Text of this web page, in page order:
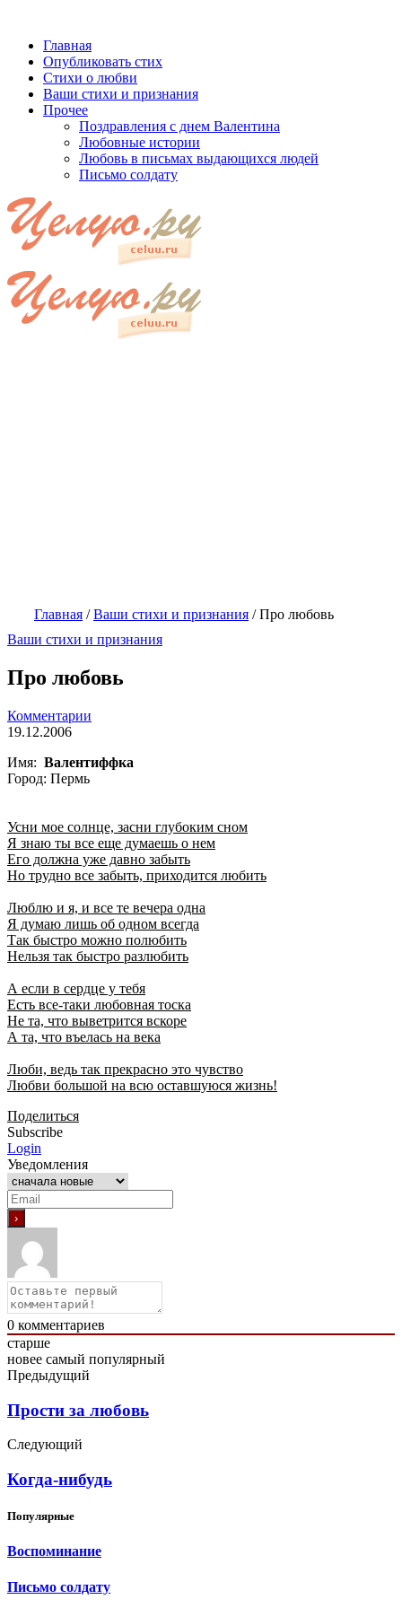
Главная
Опубликовать стих
Стихи о любви
Ваши стихи и признания
Прочее
Поздравления с днем Валентина
Любовные истории
Любовь в письмах выдающихся людей
Письмо солдату
Главная /Ваши стихи и признания /Про любовь
Ваши стихи и признания
Про любовь
Комментарии
19.12.2006
Имя: Валентиффка
Город: Пермь
Усни мое солнце, засни глубоким сном
Я знаю ты все еще думаешь о нем
Его должна уже давно забыть
Но трудно все забыть, приходится любить
Люблю и я, и все те вечера одна
Я думаю лишь об одном всегда
Так быстро можно полюбить
Нельзя так быстро разлюбить
А если в сердце у тебя
Есть все-таки любовная тоска
Не та, что выветрится вскоре
А та, что въелась на века
Люби, ведь так прекрасно это чувство
Любви большой на всю оставшуюся жизнь!
Поделиться
Subscribe
Login
Уведомления
0 комментариев
старше
новее самый популярный
Предыдущий
Прости за любовь
Следующий
Когда-нибудь
Популярные
Воспоминание
Письмо солдату